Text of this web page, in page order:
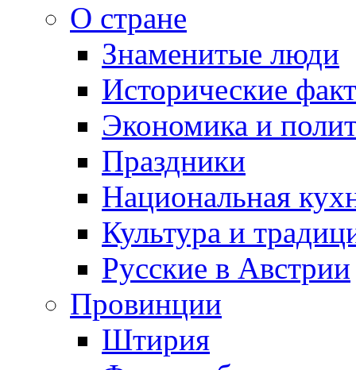
О стране
Знаменитые люди
Исторические
Экономика и
Праздники
Национальная
Культура и
Русские в Австрии
Провинции
Штирия